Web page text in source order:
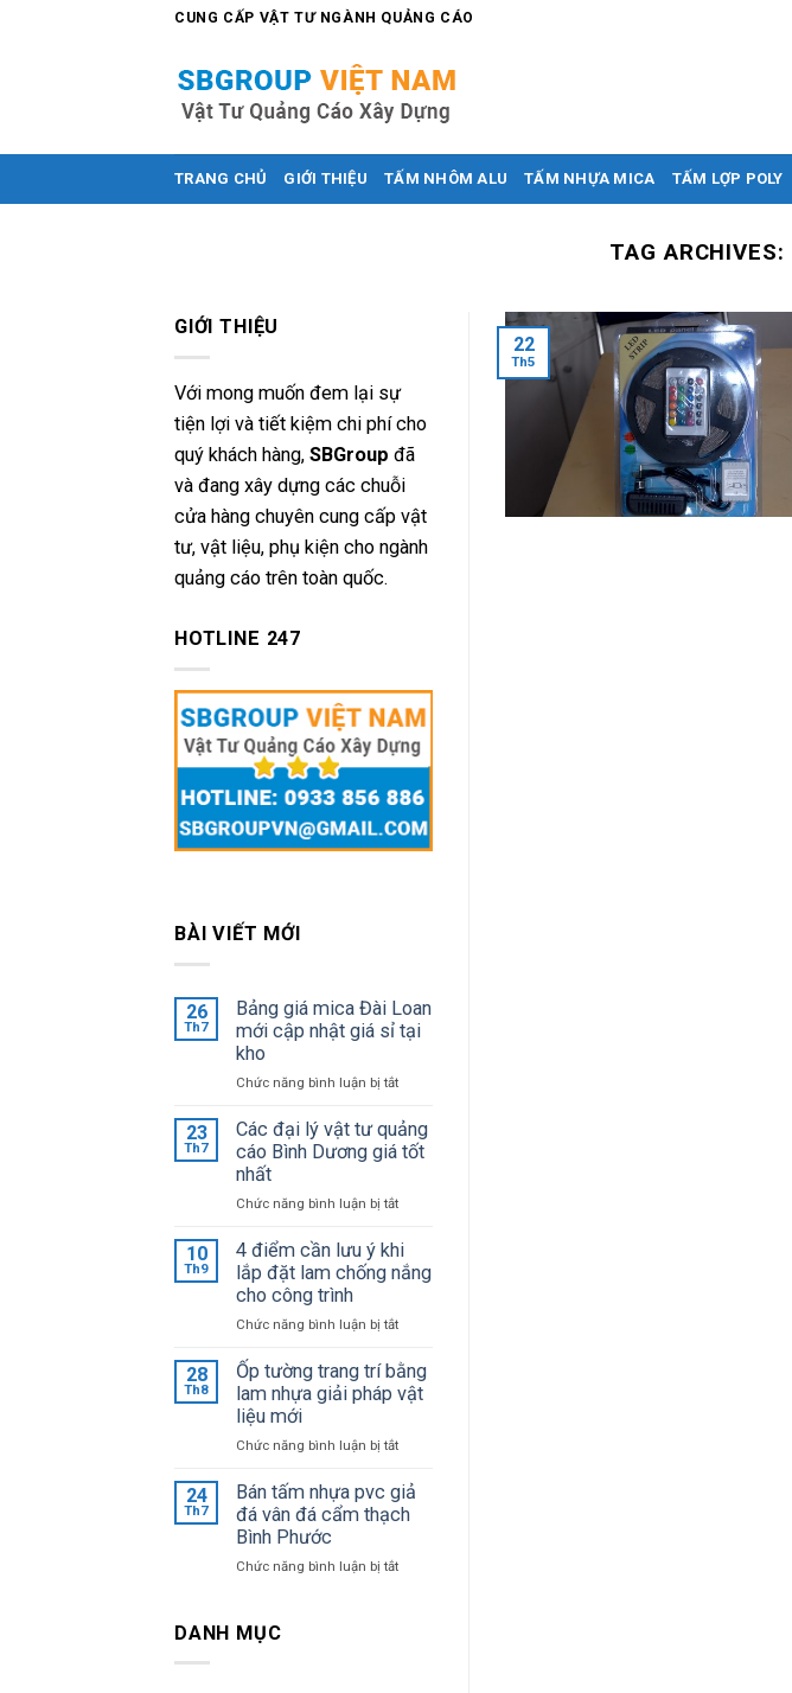
CUNG CẤP VẬT TƯ NGÀNH QUẢNG CÁO
TRANG CHỦ GIỚI THIỆU TẤM NHÔM ALU TẤM NHỰA MICA TẤM LỢP POLY
TAG ARCHIVES:
GIỚI THIỆU
Với mong muốn đem lại sự
tiện lợi và tiết kiệm chi phí cho
quý khách hàng, SBGroup đã
và đang xây dựng các chuỗi
cửa hàng chuyên cung cấp vật
tư, vật liệu, phụ kiện cho ngành
quảng cáo trên toàn quốc.
HOTLINE 247
BÀI VIẾT MỚI
26
Th7
Bảng giá mica Đài Loan
mới cập nhật giá sỉ tại
kho
Chức năng bình luận bị tắtở
giá
mica
mới
nhật
giá
23
Th7
Các đại lý vật tư quảng
cáo Bình Dương giá tốt
nhất
Chức năng bình luận bị tắtở
đại
lý
quảng
Bình
Dương
10
Th9
4 điểm cần lưu ý khi
lắp đặt lam chống nắng
cho công trình
Chức năng bình luận bị tắtở
điểm
cần
lưu
khi
đặt
lam
28
Th8
Ốp tường trang trí bằng
lam nhựa giải pháp vật
liệu mới
Chức năng bình luận bị tắtở
tường
trang
lam
24
Th7
Bán tấm nhựa pvc giả
đá vân đá cẩm thạch
Bình Phước
Chức năng bình luận bị tắtở
DANH MỤC
22
Th5